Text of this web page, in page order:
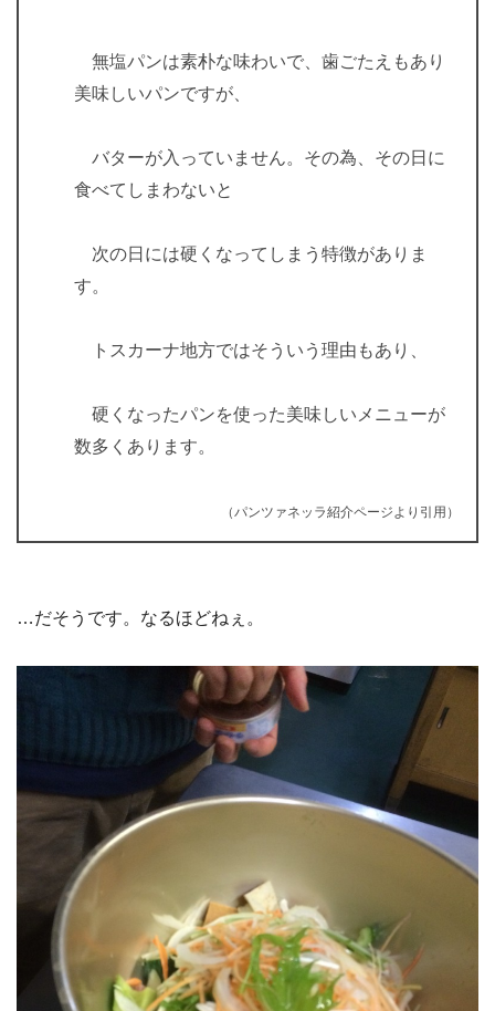
無塩パンは素朴な味わいで、歯ごたえもあり
美味しいパンですが、
バターが入っていません。その為、その日に
食べてしまわないと
次の日には硬くなってしまう特徴がありま
す。
トスカーナ地方ではそういう理由もあり、
硬くなったパンを使った美味しいメニューが
数多くあります。
（パンツァネッラ紹介ページより引用）
…だそうです。なるほどねぇ。